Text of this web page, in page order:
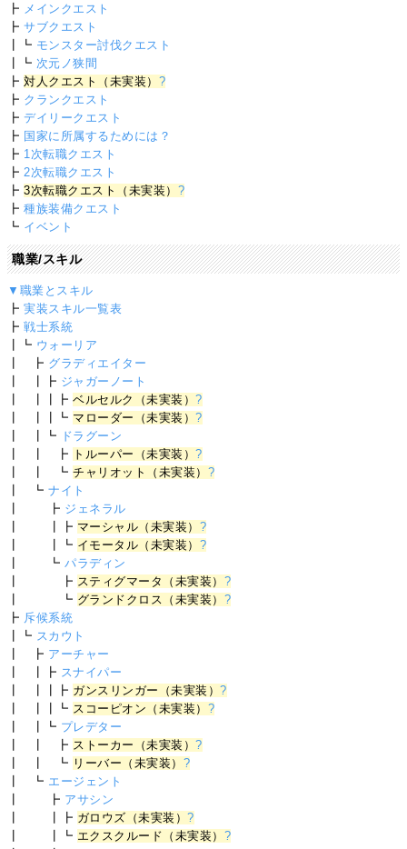
┣ メインクエスト
┣サブクエスト
┃┗ モンスター討伐クエスト
┃┗ 次元ノ狭間
┣対人クエスト（未実装） ?
┣ クランクエスト
┣デイリークエスト
┣ 国家に所属するためには？
┣ 1次転職クエスト
┣ 2次転職クエスト
┣3次転職クエスト（未実装） ?
┣種族装備クエスト
┗ イベント
職業/スキル
▼職業とスキル
┣実装スキル一覧表
┣戦士系統
┃┗ ウォーリア
┃ ┣ グラディエイター
┃ ┃┣ ジャガーノート
┃ ┃┃┣ベルセルク（未実装）?
┃ ┃┃┗ マローダー（未実装）?
┃ ┃┗ ドラグーン
┃ ┃ ┣ トルーパー（未実装）?
┃ ┃ ┗チャリオット（未実装） ?
┃ ┗ナイト
┃ ┣ ジェネラル
┃ ┃┣ マーシャル（未実装） ?
┃ ┃┗ イモータル（未実装） ?
┃ ┗パラディン
┃ ┣ スティグマータ（未実装） ?
┃ ┗ グランドクロス（未実装） ?
┣ 斥候系統
┃┗ スカウト
┃ ┣ アーチャー
┃ ┃┣ スナイパー
┃ ┃┃┣ ガンスリンガー（未実装）?
┃ ┃┃┗ スコーピオン（未実装） ?
┃ ┃┗ プレデター
┃ ┃ ┣ ストーカー（未実装）?
┃ ┃ ┗ リーバー（未実装） ?
┃ ┗ エージェント
┃ ┣ アサシン
┃ ┃┣ ガロウズ（未実装）?
┃ ┃┗ エクスクルード（未実装） ?